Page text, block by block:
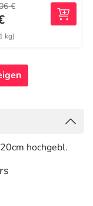
€
kg)
hochgebl.